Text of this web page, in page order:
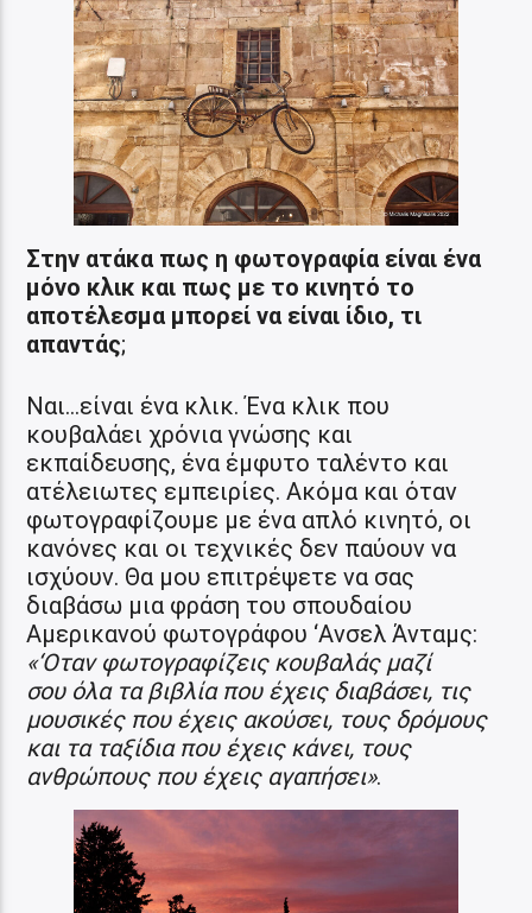
Στην ατάκα πως η φωτογραφία είναι ένα
μόνο κλικ και πως με το κινητό το
αποτέλεσμα μπορεί να είναι ίδιο, τι
απαντάς;
Ναι…είναι ένα κλικ. Ένα κλικ που
κουβαλάει χρόνια γνώσης και
εκπαίδευσης, ένα έμφυτο ταλέντο και
ατέλειωτες εμπειρίες. Ακόμα και όταν
φωτογραφίζουμε με ένα απλό κινητό, οι
κανόνες και οι τεχνικές δεν παύουν να
ισχύουν. Θα μου επιτρέψετε να σας
διαβάσω μια φράση του σπουδαίου
Αμερικανού φωτογράφου ‘Ανσελ Άνταμς:
«‘Οταν φωτογραφίζεις κουβαλάς μαζί
σου όλα τα βιβλία που έχεις διαβάσει, τις
μουσικές που έχεις ακούσει, τους δρόμους
και τα ταξίδια που έχεις κάνει, τους
ανθρώπους που έχεις αγαπήσει».